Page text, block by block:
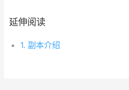
延伸阅读
1. 副本介绍